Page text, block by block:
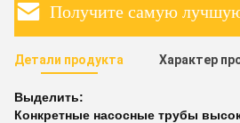
Получите самую
Детали продукта Характер
Выделить:
Конкретные насосные трубы